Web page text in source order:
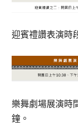
迎賓禮讚表演時
樂舞劇場展演時
鐘。